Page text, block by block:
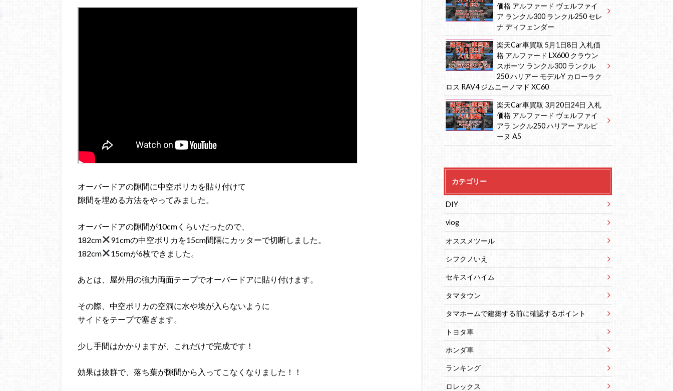
オーバードアの隙間に中空ポリカを貼り付けて
隙間を埋める方法をやってみました。
オーバードアの隙間が10cmくらいだったので、
182cm
91cmの中空ポリカを15cm間隔にカッターで切断しました。
182cm
15cmが6枚できました。
あとは、屋外用の強力両面テープでオーバードアに貼り付けます。
その際、中空ポリカの空洞に水や埃が入らないように
サイドをテープで塞ぎます。
少し手間はかかりますが、これだけで完成です！
効果は抜群で、落ち葉が隙間から入ってこなくなりました！！
価格 アルファード ヴェルファイ
ア ランクル300 ランクル250 セレ
ナ ディフェンダー
楽天Car車買取 5月1日8日 入札価
格 アルファード LX600 クラウン
スポーツ ランクル300 ランクル
250 ハリアー モデルY カローラク
ロス RAV4 ジムニーノマド XC60
楽天Car車買取 3月20日24日 入札
価格 アルファード ヴェルファイ
アラ ンクル250 ハリアー アルピ
ーヌ A5
カテゴリー
DIY
vlog
オススメツール
シフクノいえ
セキスイハイム
タマタウン
タマホームで建築する前に確認するポイント
トヨタ車
ホンダ車
ランキング
ロレックス